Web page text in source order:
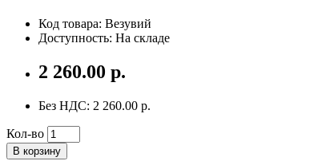
Код товара: Везувий
Доступность: На складе
2 260.00 р.
Без НДС: 2 260.00 р.
Кол-во
В корзину